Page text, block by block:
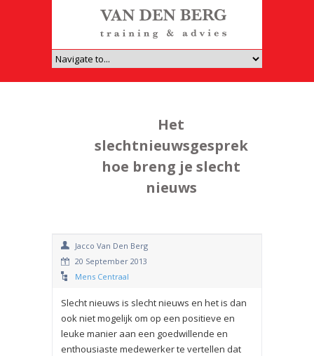
Het
slechtnieuwsgesprek
hoe breng je slecht
nieuws
Jacco Van Den Berg
20 September 2013
Mens Centraal
Slecht nieuws is slecht nieuws en het is dan
ook niet mogelijk om op een positieve en
leuke manier aan een goedwillende en
enthousiaste medewerker te vertellen dat